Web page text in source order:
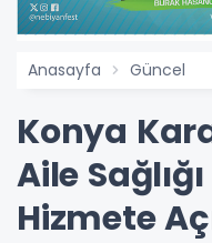
Anasayfa Güncel
Konya
Aile
Hizmete